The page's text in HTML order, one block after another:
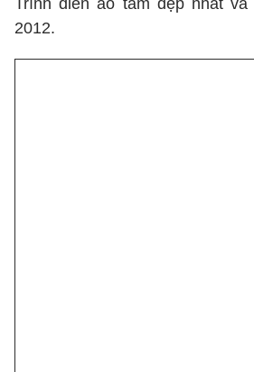
Trình diễn áo tắm đẹp nhất
2012.